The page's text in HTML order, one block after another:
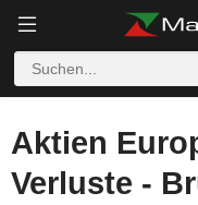
Aktien
Verluste -